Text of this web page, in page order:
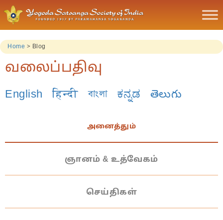
Home > Blog
வலைப்பதிவு
English हिन्दी বাংলা ಕನ್ನಡ తెలుగు
அனைத்தும்
ஞானம் & உத்வேகம்
செய்திகள்